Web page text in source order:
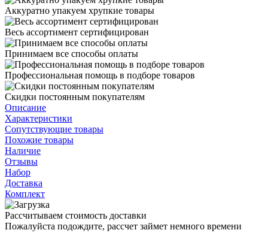
Аккуратно упакуем хрупкие товары
Весь ассортимент сертифицирован
Принимаем все способы оплаты
Профессиональная помощь в подборе товаров
Скидки постоянным покупателям
Описание
Характеристики
Сопутствующие товары
Похожие товары
Наличие
Отзывы
Набор
Доставка
Комплект
Рассчитываем стоимость доставки
Пожалуйста подождите, рассчет займет немного времени